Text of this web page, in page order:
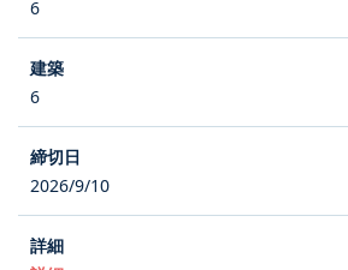
6
6
2026/9/10